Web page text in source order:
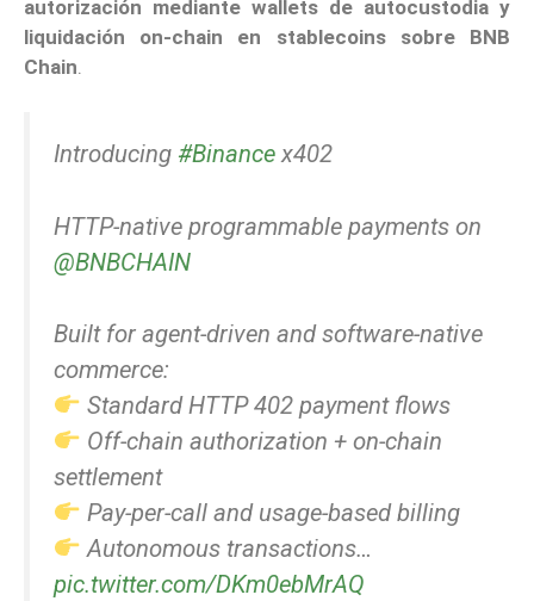
autorización mediante wallets de autocustodia y
liquidación on-chain en stablecoins sobre BNB
Chain
Introducing #Binancex402
HTTP-native programmable payments on
@BNBCHAIN
Built for agent-driven and software-native
commerce:
Standard HTTP 402 payment flows
Off-chain authorization + on-chain
settlement
Pay-per-call and usage-based billing
Autonomous transactions…
pic.twitter.com/DKm0ebMrAQ